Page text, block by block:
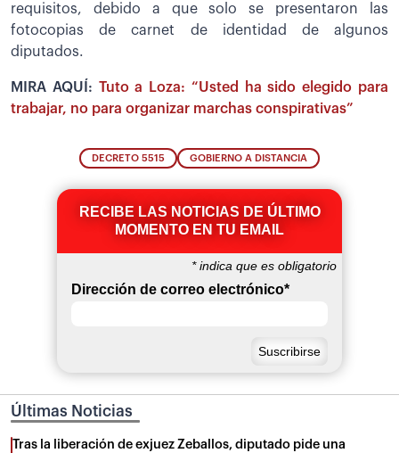
requisitos, debido a que solo se presentaron las
fotocopias de carnet de identidad de algunos
diputados.
MIRA AQUÍ: Tuto a Loza: “Usted ha sido elegido para
trabajar, no para organizar marchas conspirativas”
DECRETO 5515 GOBIERNO A DISTANCIA
RECIBE LAS NOTICIAS DE ÚLTIMO
MOMENTO EN TU EMAIL
*indica que es obligatorio
Dirección de correo electrónico*
Últimas Noticias
Tras la liberación de exjuez Zeballos, diputado pide una